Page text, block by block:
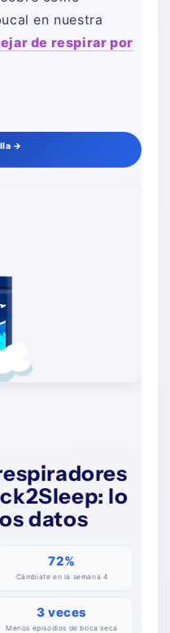
en nuestra
de respirar por
→
lo
datos
72%
Cámbiate en la semana 4
3 veces
Menos episodios de boca seca